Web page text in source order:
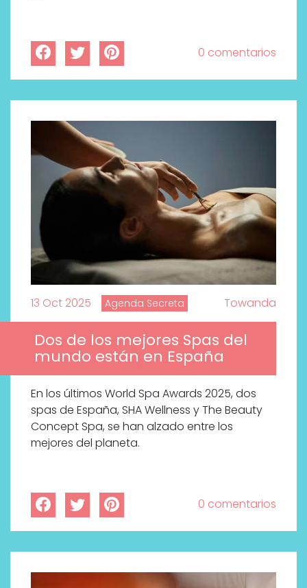
0 comentarios
13 Oct 2025 Agenda Secreta Towanda
Dos de los mejores Spas del
mundo están en España
En los últimos World Spa Awards 2025, dos
spas de España, SHA Wellness y The Beauty
Concept Spa, se han alzado entre los
mejores del planeta.
0 comentarios